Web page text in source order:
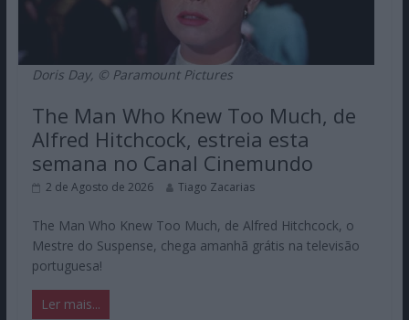
Doris Day, © Paramount Pictures
The Man Who Knew Too Much, de
Alfred Hitchcock, estreia esta
semana no Canal Cinemundo
2 de Agosto de 2026 Tiago Zacarias
The Man Who Knew Too Much, de Alfred Hitchcock, o
Mestre do Suspense, chega amanhã grátis na televisão
portuguesa!
Ler mais...